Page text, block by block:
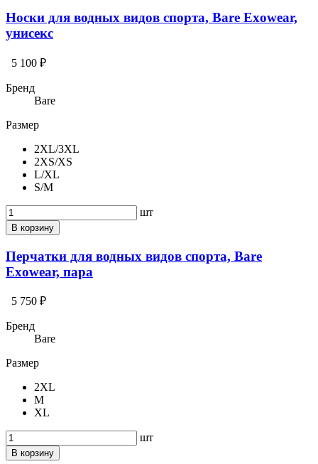
Носки для водных видов спорта, Bare Exowear,
унисекс
5 100 ₽
Бренд
Bare
Размер
2XL/3XL
2XS/XS
L/XL
S/M
шт
В корзину
Перчатки для водных видов спорта, Bare
Exowear, пара
5 750 ₽
Бренд
Bare
Размер
2XL
M
XL
шт
В корзину